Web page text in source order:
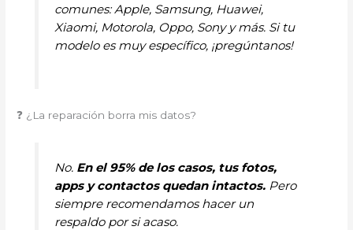
comunes: Apple, Samsung, Huawei,
Xiaomi, Motorola, Oppo, Sony y más. Si tu
modelo es muy específico, ¡pregúntanos!
❓ ¿La reparación borra mis datos?
No. En el 95% de los casos, tus fotos,
apps y contactos quedan intactos.Pero
siempre recomendamos hacer un
respaldo por si acaso.